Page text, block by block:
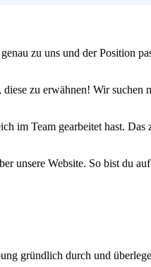
zu uns und der Position
zu erwähnen! Wir suchen
im Team gearbeitet hast. Das
unsere Website. So bist du
gründlich durch und